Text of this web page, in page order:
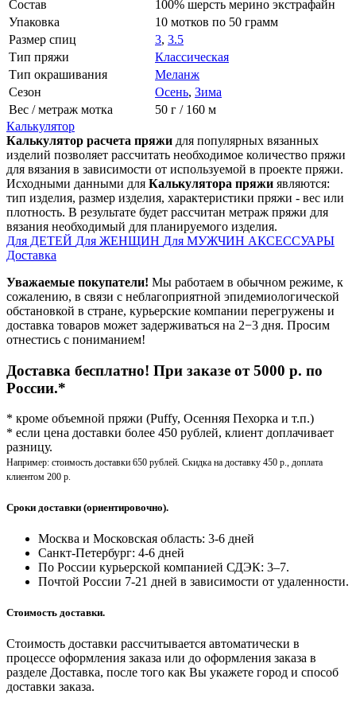
Состав
100% шерсть мерино экстрафайн
Упаковка
10 мотков по 50 грамм
Размер спиц
3, 3.5
Тип пряжи
Классическая
Тип окрашивания
Меланж
Сезон
Осень, Зима
Вес / метраж мотка
50 г / 160 м
Калькулятор
Калькулятор расчета пряжи для популярных вязанных
изделий позволяет рассчитать необходимое количество пряжи
для вязания в зависимости от используемой в проекте пряжи.
Исходными данными для Калькулятора пряжи являются:
тип изделия, размер изделия, характеристики пряжи - вес или
плотность. В результате будет рассчитан метраж пряжи для
вязания необходимый для планируемого изделия.
Для ДЕТЕЙ Для ЖЕНЩИН Для МУЖЧИН АКСЕССУАРЫ
Доставка
Уважаемые покупатели! Мы работаем в обычном режиме, к
сожалению, в связи с неблагоприятной эпидемиологической
обстановкой в стране, курьерские компании перегружены и
доставка товаров может задерживаться на 2−3 дня. Просим
отнестись с пониманием!
Доставка бесплатно! При заказе от 5000 р. по
России.*
* кроме объемной пряжи (Puffy, Осенняя Пехорка и т.п.)
* если цена доставки более 450 рублей, клиент доплачивает
разницу.
Например: стоимость доставки 650 рублей. Скидка на доставку 450 р., доплата
клиентом 200 р.
Сроки доставки (ориентировочно).
Москва и Московская область: 3-6 дней
Санкт-Петербург: 4-6 дней
По России курьерской компанией СДЭК: 3–7.
Почтой России 7-21 дней в зависимости от удаленности.
Стоимость доставки.
Стоимость доставки рассчитывается автоматически в
процессе оформления заказа или до оформления заказа в
разделе Доставка, после того как Вы укажете город и способ
доставки заказа.